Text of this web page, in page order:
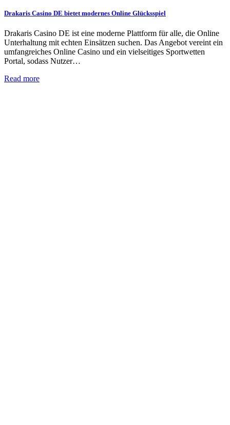
Drakaris Casino DE bietet modernes Online Glücksspiel
Drakaris Casino DE ist eine moderne Plattform für alle, die Online
Unterhaltung mit echten Einsätzen suchen. Das Angebot vereint ein
umfangreiches Online Casino und ein vielseitiges Sportwetten
Portal, sodass Nutzer…
Read more